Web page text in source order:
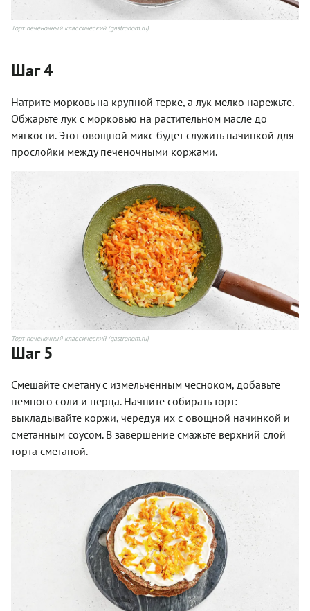
Торт печеночный классический (gastronom.ru)
Шаг 4
Натрите морковь на крупной терке, а лук мелко нарежьте.
Обжарьте лук с морковью на растительном масле до
мягкости. Этот овощной микс будет служить начинкой для
прослойки между печеночными коржами.
Торт печеночный классический (gastronom.ru)
Шаг 5
Смешайте сметану с измельченным чесноком, добавьте
немного соли и перца. Начните собирать торт:
выкладывайте коржи, чередуя их с овощной начинкой и
сметанным соусом. В завершение смажьте верхний слой
торта сметаной.